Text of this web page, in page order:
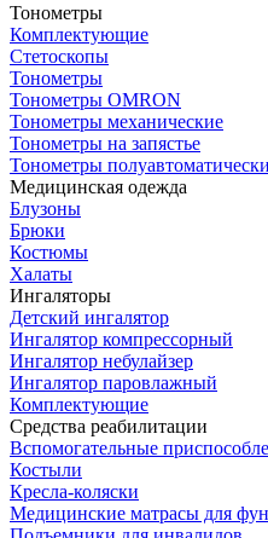
Тонометры
Комплектующие
Стетоскопы
Тонометры
Тонометры OMRON
Тонометры механические
Тонометры на запястье
Тонометры
Медицинская одежда
Блузоны
Брюки
Костюмы
Халаты
Ингаляторы
Детский ингалятор
Ингалятор компрессорный
Ингалятор небулайзер
Ингалятор паровлажный
Комплектующие
Средства реабилитации
Вспомогательные
Костыли
Кресла-коляски
Медицинские матрасы для